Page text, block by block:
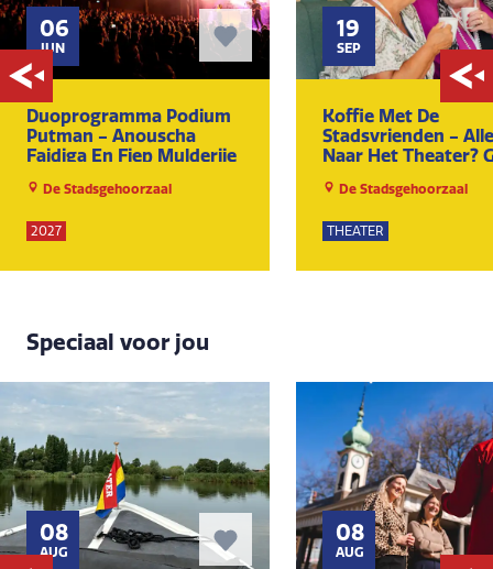
06
JUN
Duoprogramma Podium
Putman - Anouscha
Fajdiga En Fiep Mulderije
De Stadsgehoorzaal
2027
19
SEP
Koffie Met De
Stadsvrienden -
Naar Het Theater?
De Stadsgehoorzaal
THEATER
Speciaal voor jou
08
AUG
08
AUG